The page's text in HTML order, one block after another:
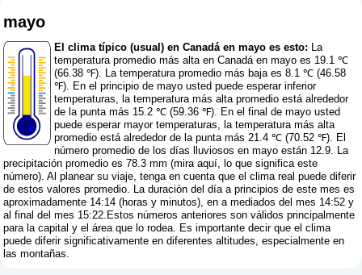
mayo
El clima típico (usual) en Canadá en mayo es esto: La
temperatura promedio más alta en Canadá en mayo es 19.1 ℃
(66.38 ℉). La temperatura promedio más baja es 8.1 ℃ (46.58
℉). En el principio de mayo usted puede esperar inferior
temperaturas, la temperatura más alta promedio está alrededor
de la punta más 15.2 ℃ (59.36 ℉). En el final de mayo usted
puede esperar mayor temperaturas, la temperatura más alta
promedio está alrededor de la punta más 21.4 ℃ (70.52 ℉). El
número promedio de los días lluviosos en mayo están 12.9. La
precipitación promedio es 78.3 mm (mira aquí, lo que significa este
número). Al planear su viaje, tenga en cuenta que el clima real puede diferir
de estos valores promedio. La duración del día a principios de este mes es
aproximadamente 14:14 (horas y minutos), en a mediados del mes 14:52 y
al final del mes 15:22.Estos números anteriores son válidos principalmente
para la capital y el área que lo rodea. Es importante decir que el clima
puede diferir significativamente en diferentes altitudes, especialmente en
las montañas.